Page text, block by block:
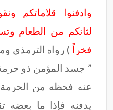
وادفنوا قلاماتكم
لثاتكم من الطعام
فخراً ) رواه الترمذى
” جسد المؤمن ذو
عنه فحظه من
يدفنه فإذا ما بعضه